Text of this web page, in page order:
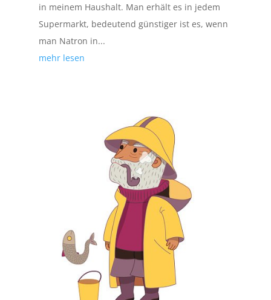
in meinem Haushalt. Man erhält es in jedem
Supermarkt, bedeutend günstiger ist es, wenn
man Natron in...
mehr lesen